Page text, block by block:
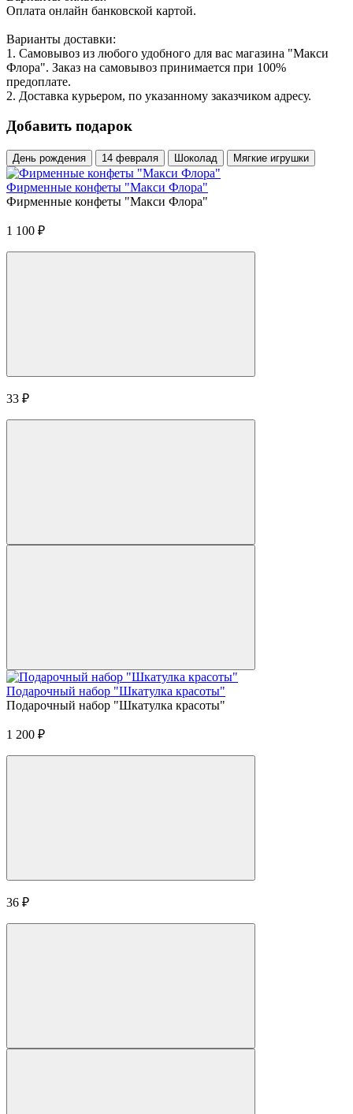
Оплата онлайн банковской картой.
Варианты доставки:
1. Самовывоз из любого удобного для вас магазина "Макси
Флора". Заказ на самовывоз принимается при 100%
предоплате.
2. Доставка курьером, по указанному заказчиком адресу.
Добавить подарок
День рождения 14 февраля Шоколад Мягкие игрушки
Фирменные конфеты "Макси Флора"
Фирменные конфеты "Макси Флора"
1 100 ₽
33 ₽
Подарочный набор "Шкатулка красоты"
Подарочный набор "Шкатулка красоты"
1 200 ₽
36 ₽